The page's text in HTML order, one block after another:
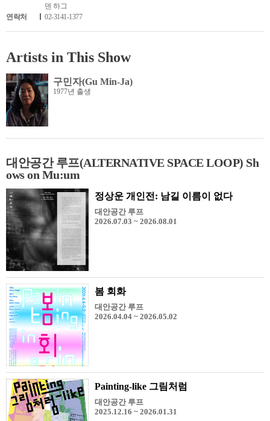
덴 하그
연락처
02-3141-1377
Artists in This Show
구민자(Gu Min-Ja)
1977년 출생
대안공간 루프(ALTERNATIVE SPACE LOOP) Sh
ows on Mu:um
정상운 개인전: 남길 이름이 없다
대안공간 루프
2026.07.03 ~ 2026.08.01
봄 회화
대안공간 루프
2026.04.04 ~ 2026.05.02
Painting-like 그림처럼
대안공간 루프
2025.12.16 ~ 2026.01.31